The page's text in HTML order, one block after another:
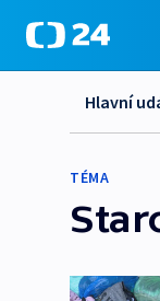
Hlavní
TÉMA